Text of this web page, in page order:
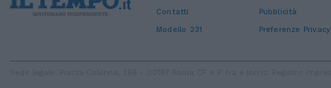
Contatti
Pubblicità
Modello 231
Preferenze Privacy